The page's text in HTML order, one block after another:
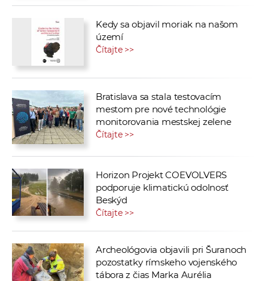
Kedy sa objavil moriak na našom
území
Čítajte >>
Bratislava sa stala testovacím
mestom pre nové technológie
monitorovania mestskej zelene
Čítajte >>
Horizon Projekt COEVOLVERS
podporuje klimatickú odolnosť
Beskýd
Čítajte >>
Archeológovia objavili pri Šuranoch
pozostatky rímskeho vojenského
tábora z čias Marka Aurélia